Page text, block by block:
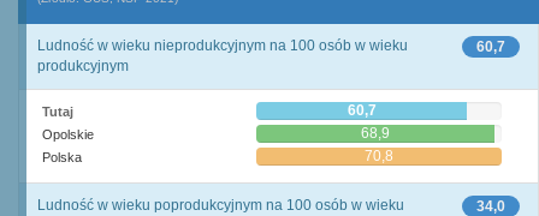
60,7
Ludność w wieku nieprodukcyjnym na 100 osób w wieku
produkcyjnym
Tutaj 60,7
Opolskie 68,9
Polska 70,8
34,0
Ludność w wieku poprodukcyjnym na 100 osób w wieku